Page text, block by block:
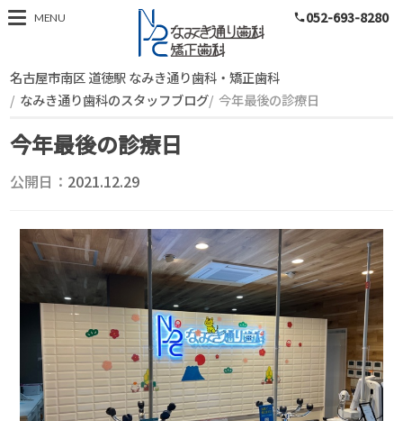
スタッフブログ
MENU phone052-693-8280
名古屋市南区 道徳駅 なみき通り歯科・矯正歯科
なみき通り歯科のスタッフブログ 今年最後の診療日
今年最後の診療日
公開日： 2021.12.29